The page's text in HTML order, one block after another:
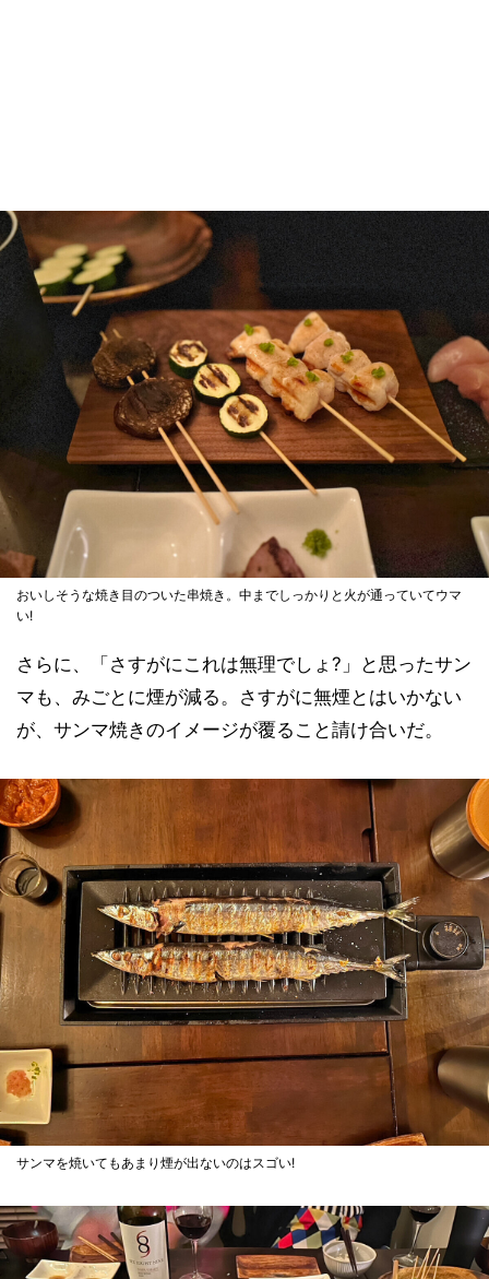
おいしそうな焼き目のついた串焼き。中までしっかりと火が通っていてウマ
い!
さらに、「さすがにこれは無理でしょ?」と思ったサン
マも、みごとに煙が減る。さすがに無煙とはいかない
が、サンマ焼きのイメージが覆ること請け合いだ。
サンマを焼いてもあまり煙が出ないのはスゴい!